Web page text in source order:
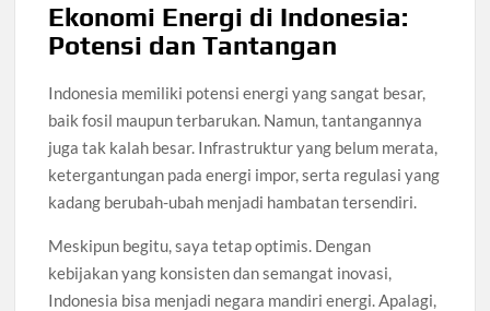
Ekonomi Energi di Indonesia:
Potensi dan Tantangan
Indonesia memiliki potensi energi yang sangat besar,
baik fosil maupun terbarukan. Namun, tantangannya
juga tak kalah besar. Infrastruktur yang belum merata,
ketergantungan pada energi impor, serta regulasi yang
kadang berubah-ubah menjadi hambatan tersendiri.
Meskipun begitu, saya tetap optimis. Dengan
kebijakan yang konsisten dan semangat inovasi,
Indonesia bisa menjadi negara mandiri energi. Apalagi,